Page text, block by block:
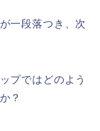
一段落つき、次
プではどのよう
？